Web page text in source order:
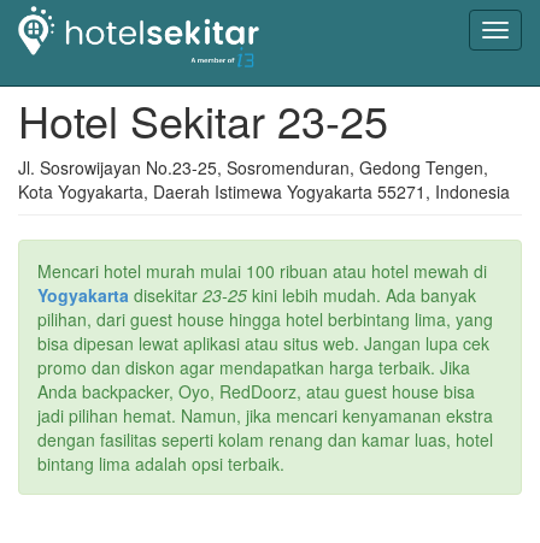
Hotel Sekitar 23-25
Jl. Sosrowijayan No.23-25, Sosromenduran, Gedong Tengen,
Kota Yogyakarta, Daerah Istimewa Yogyakarta 55271, Indonesia
Mencari hotel murah mulai 100 ribuan atau hotel mewah di
Yogyakarta disekitar 23-25 kini lebih mudah. Ada banyak
pilihan, dari guest house hingga hotel berbintang lima, yang
bisa dipesan lewat aplikasi atau situs web. Jangan lupa cek
promo dan diskon agar mendapatkan harga terbaik. Jika
Anda backpacker, Oyo, RedDoorz, atau guest house bisa
jadi pilihan hemat. Namun, jika mencari kenyamanan ekstra
dengan fasilitas seperti kolam renang dan kamar luas, hotel
bintang lima adalah opsi terbaik.